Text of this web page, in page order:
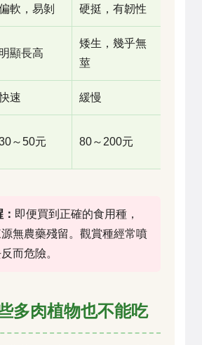
軟，易剝 硬挺，有韌性
明顯長高
矮生，幾乎無
莖
速 緩慢
～50元 80～200元
即便買到正確的食用種，
無農藥殘留。觀賞種經常噴
而危險。
多肉植物也不能吃